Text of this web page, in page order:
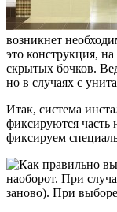
возникнет
это конструкция,
скрытых бочков.
но в случаях с
Итак, система
фиксируются часть
фиксируем
наоборот. При
заново). При